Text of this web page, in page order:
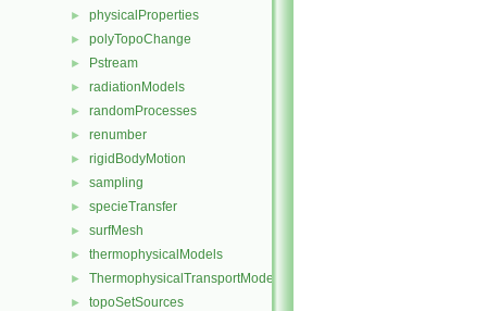
► physicalProperties
► polyTopoChange
► Pstream
► radiationModels
► randomProcesses
► renumber
► rigidBodyMotion
► sampling
► specieTransfer
► surfMesh
► thermophysicalModels
► ThermophysicalTransportModels
► topoSetSources